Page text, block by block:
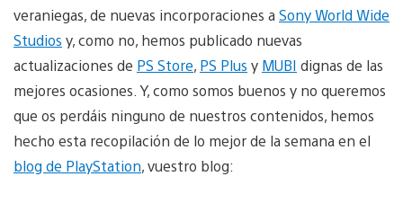
veraniegas, de nuevas incorporaciones a Sony World Wide
Studios y, como no, hemos publicado nuevas
actualizaciones de PS Store, PS Plus y MUBI dignas de las
mejores ocasiones. Y, como somos buenos y no queremos
que os perdáis ninguno de nuestros contenidos, hemos
hecho esta recopilación de lo mejor de la semana en el
blog de PlayStation, vuestro blog: